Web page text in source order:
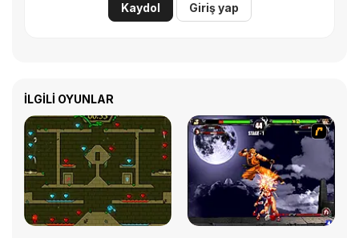
Kaydol Giriş yap
İLGILI OYUNLAR